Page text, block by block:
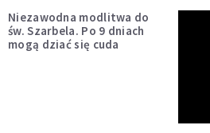
Niezawodna modlitwa do
św. Szarbela. Po 9 dniach
mogą dziać się cuda